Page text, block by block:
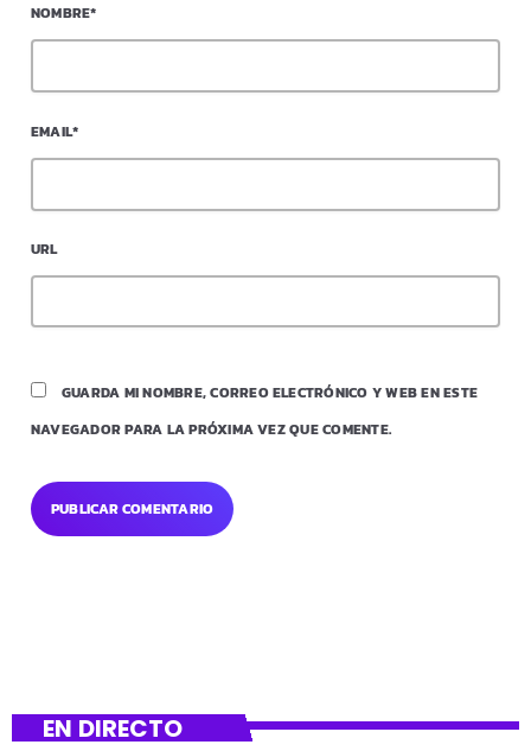
NOMBRE*
EMAIL*
URL
GUARDA MI NOMBRE, CORREO ELECTRÓNICO Y WEB EN ESTE
NAVEGADOR PARA LA PRÓXIMA VEZ QUE COMENTE.
EN DIRECTO